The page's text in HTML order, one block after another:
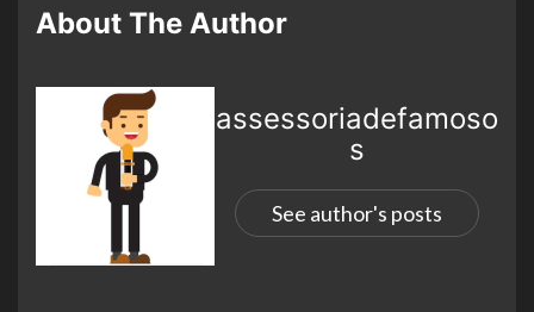
About The Author
assessoriadefamoso
s
See author's posts